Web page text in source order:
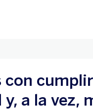
a la